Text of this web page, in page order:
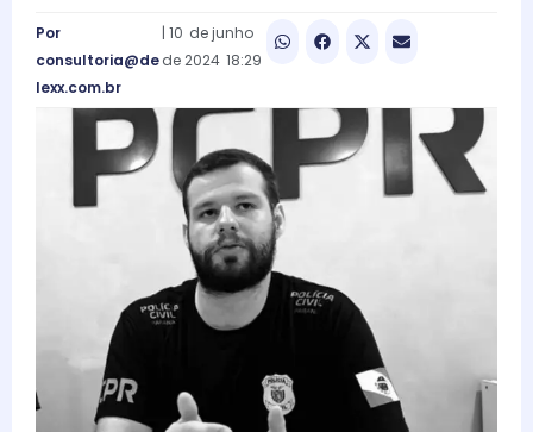
Por
consultoria@de
lexx.com.br
| 10 dejunho
de 2024 18:29